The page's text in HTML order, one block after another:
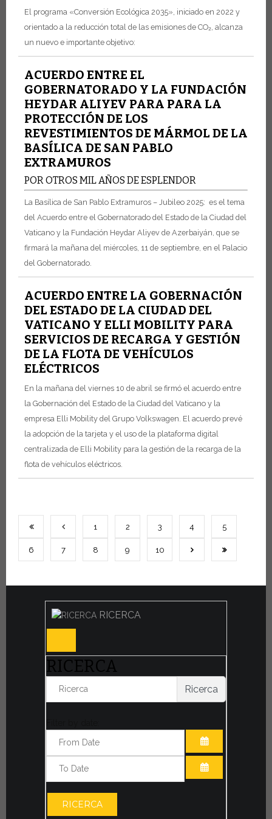
El programa «Conversión Ecológica 2035», iniciado en 2022 y
orientado a la reducción total de las emisiones de CO₂, alcanza
un nuevo e importante objetivo:
ACUERDO ENTRE EL
GOBERNATORADO Y LA FUNDACIÓN
HEYDAR ALIYEV PARA PARA LA
PROTECCIÓN DE LOS
REVESTIMIENTOS DE MÁRMOL DE LA
BASÍLICA DE SAN PABLO
EXTRAMUROS
POR OTROS MIL AÑOS DE ESPLENDOR
La Basílica de San Pablo Extramuros – Jubileo 2025: es el tema
del Acuerdo entre el Gobernatorado del Estado de la Ciudad del
Vaticano y la Fundación Heydar Aliyev de Azerbaiyán, que se
firmará la mañana del miércoles, 11 de septiembre, en el Palacio
del Gobernatorado.
ACUERDO ENTRE LA GOBERNACIÓN
DEL ESTADO DE LA CIUDAD DEL
VATICANO Y ELLI MOBILITY PARA
SERVICIOS DE RECARGA Y GESTIÓN
DE LA FLOTA DE VEHÍCULOS
ELÉCTRICOS
En la mañana del viernes 10 de abril se firmó el acuerdo entre
la Gobernación del Estado de la Ciudad del Vaticano y la
empresa Elli Mobility del Grupo Volkswagen. El acuerdo prevé
la adopción de la tarjeta y el uso de la plataforma digital
centralizada de Elli Mobility para la gestión de la recarga de la
flota de vehículos eléctricos.
1 2 3 4 5
6 7 8 9 10
RICERCA
RICERCA
Ricerca
APRI IL
RICERCA